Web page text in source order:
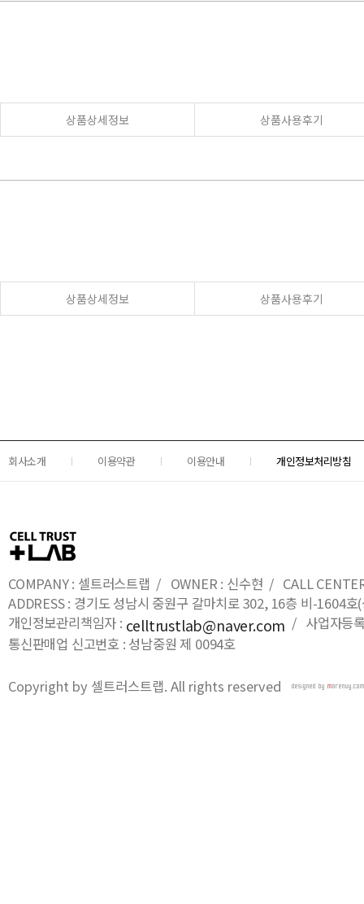
상품상세정보 상품사용후기
상품상세정보 상품사용후기
회사소개 이용약관 이용안내 개인정보처리방침
COMPANY : 셀트러스트랩 / OWNER : 신수현 / CALL
ADDRESS : 경기도 성남시 중원구 갈마치로 302, 16층 비-1604
개인정보관리책임자 : celltrustlab@naver.com / 사업자등
통신판매업 신고번호 : 성남중원 제 0094호
Copyright by 셀트러스트랩. All rights reserved